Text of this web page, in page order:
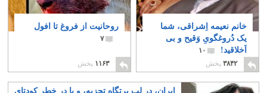
خانم نعیمه اِشراقی، شما
یک دُروغگویِ وَقیح و بی
اَخلاقید!
۱۰
۳۸۴۲ پخش
روحانیت از فروغ تا افول
۷
۱۱۶۳ پخش
ایران، در لب پرتگاه تجزیه، و یا در خطر کودتای